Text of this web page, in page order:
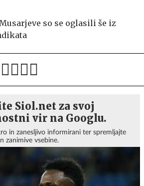
so se oglasili še iz
Siol.net za svoj
vir na Googlu.
in zanesljivo informirani ter spremljajte
zanimive vsebine.